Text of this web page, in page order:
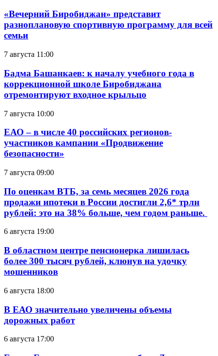
«Вечерний Биробиджан» представит
разноплановую спортивную программу для всей
семьи
7 августа 11:00
Бадма Башанкаев: к началу учебного года в
коррекционной школе Биробиджана
отремонтируют входное крыльцо
7 августа 10:00
ЕАО – в числе 40 российских регионов-
участников кампании «Продвижение
безопасности»
7 августа 09:00
По оценкам ВТБ, за семь месяцев 2026 года
продажи ипотеки в России достигли 2,6* трлн
рублей: это на 38% больше, чем годом раньше.
6 августа 19:00
В областном центре пенсионерка лишилась
более 300 тысяч рублей, клюнув на удочку
мошенников
6 августа 18:00
В ЕАО значительно увеличены объемы
дорожных работ
6 августа 17:00